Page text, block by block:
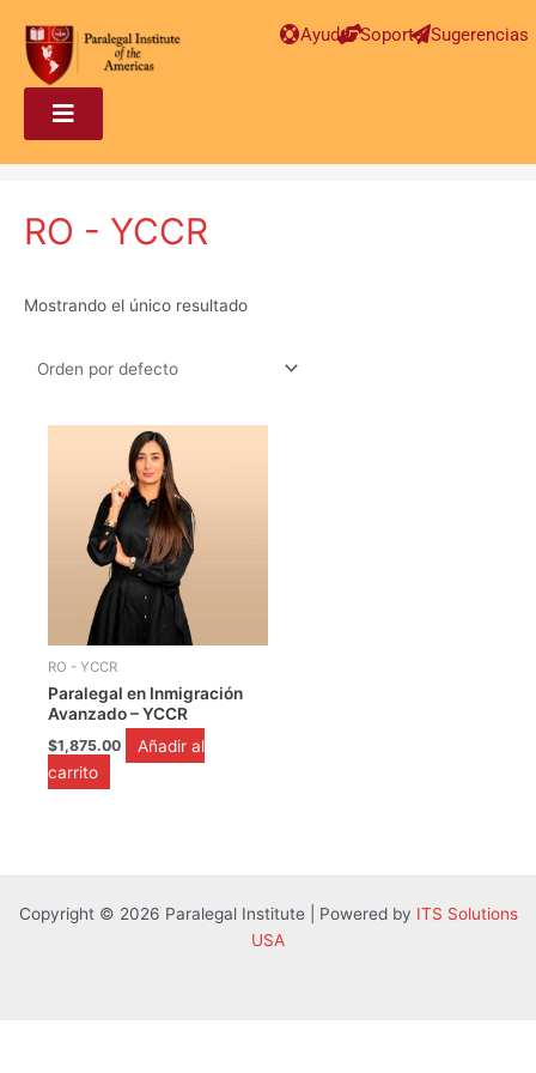
Ayuda Soporte Sugerencias
RO - YCCR
Mostrando el único resultado
RO - YCCR
Paralegal en Inmigración
Avanzado – YCCR
$1,875.00
Añadir al
carrito
Copyright © 2026 Paralegal Institute | Powered by ITS Solutions
USA